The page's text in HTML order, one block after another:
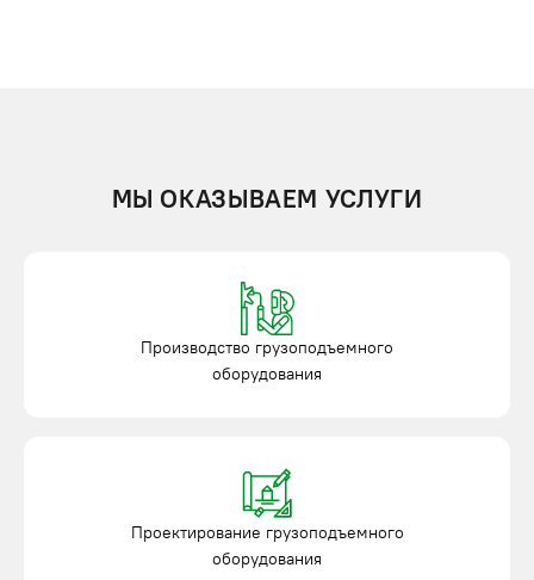
МЫ ОКАЗЫВАЕМ УСЛУГИ
Производство грузоподъемного
оборудования
Проектирование грузоподъемного
оборудования